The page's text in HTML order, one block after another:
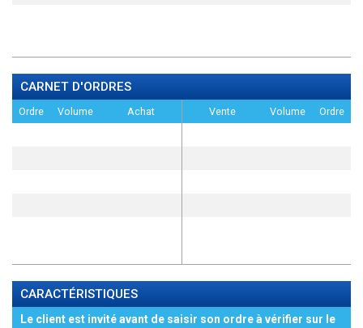
CARNET D'ORDRES
Ordre Volume Achat Vente Volume Ordre
CARACTÉRISTIQUES
Le client est invité avant de saisir son ordre à vérifier sur le